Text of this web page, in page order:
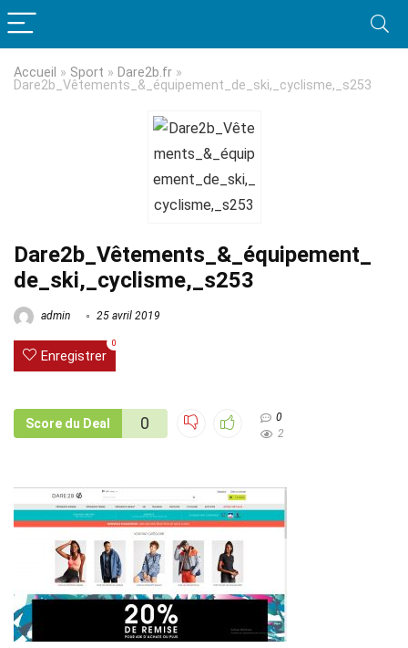
Accueil » Sport » Dare2b.fr »
Dare2b_Vêtements_&_équipement_de_ski,_cyclisme,_s253
Dare2b_Vêtements_&_équipement_
de_ski,_cyclisme,_s253
admin 25 avril 2019
Enregistrer
0
Score du Deal 0
0
2